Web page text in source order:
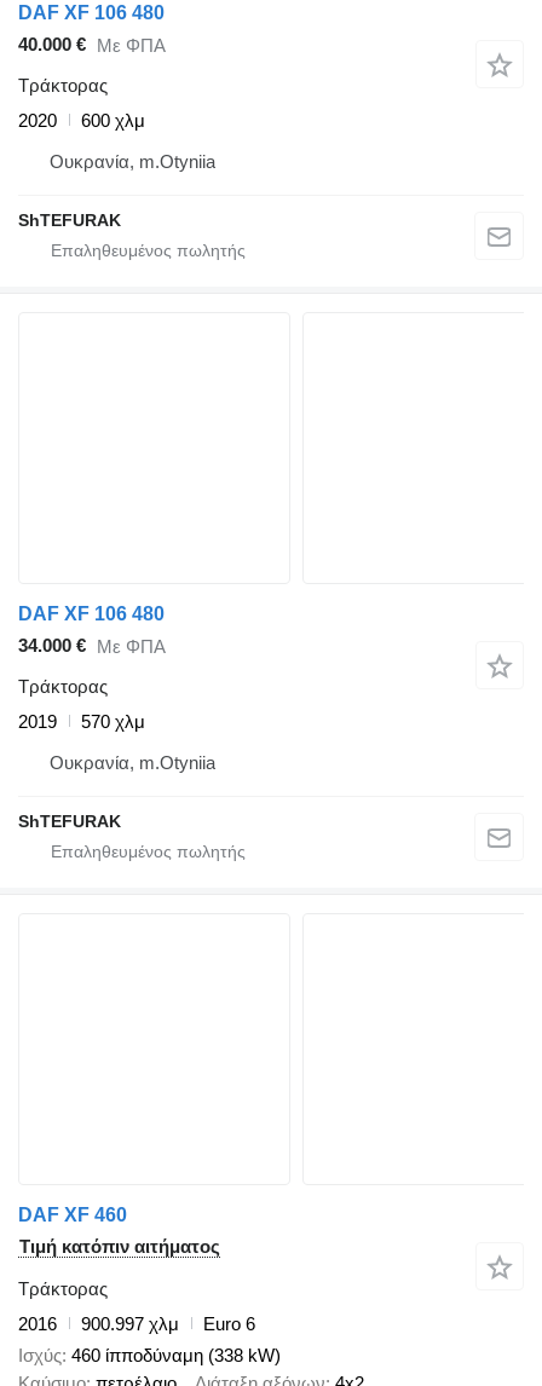
DAF XF 106 480
40.000 € Με ΦΠΑ
Τράκτορας
2020
600 χλμ
Ουκρανία, m.Otyniia
ShTEFURAK
DAF XF 106 480
34.000 €
Με ΦΠΑ
Τράκτορας
2019
570 χλμ
Ουκρανία, m.Otyniia
ShTEFURAK
DAF XF 460
Τιμή κατόπιν αιτήματος
Τράκτορας
2016
900.997 χλμ
Euro 6
Ισχύς 460 ίπποδύναμη (338 kW)